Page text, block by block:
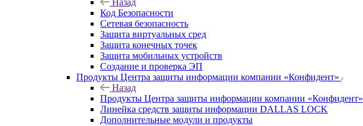
Назад
Код Безопасности
Сетевая безопасность
Защита виртуальных сред
Защита конечных точек
Защита мобильных устройств
Создание и проверка ЭП
Продукты Центра защиты информации компании «Конфидент»
Назад
Продукты Центра защиты информации компании «Конфидент»
Линейка средств защиты информации DALLAS LOCK
Дополнительные модули и продукты